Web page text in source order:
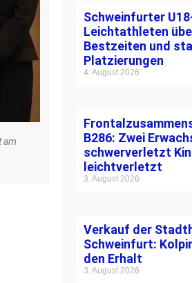
am
Schweinfurter
Leichtathleten
Bestzeiten und
Platzierungen
4. August 2026
B286: Zwei
schwerverletzt
leichtverletzt
3. August 2026
Verkauf der
Schweinfurt:
den Erhalt
3. August 2026